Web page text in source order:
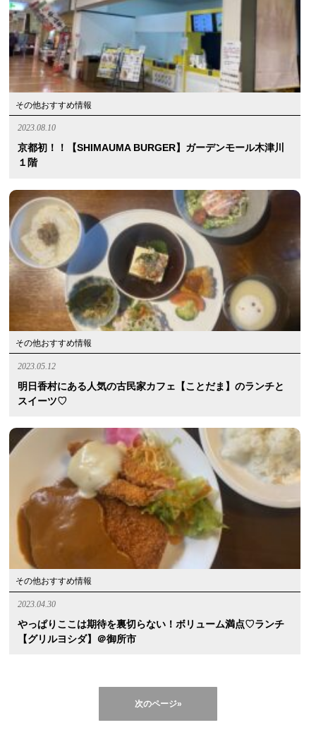
その他おすすめ情報
2023.08.10
京都初！！【SHIMAUMA BURGER】ガーデンモール木津川
１階
その他おすすめ情報
2023.05.12
明日香村にある人気の古民家カフェ【ことだま】のランチと
スイーツ♡
その他おすすめ情報
2023.04.30
やっぱりここは期待を裏切らない！ボリューム満点♡ランチ
【グリルヨシダ】＠御所市
次のページ»